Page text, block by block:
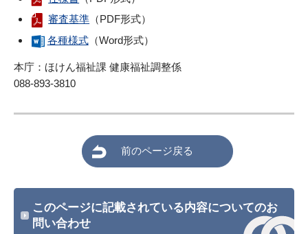
審査基準 （PDF形式）
各種様式（Word形式）
本庁：ほけん福祉課 健康福祉調整係
088-893-3810
前のページ戻る
このページに記載されている内容についてのお
問い合わせ